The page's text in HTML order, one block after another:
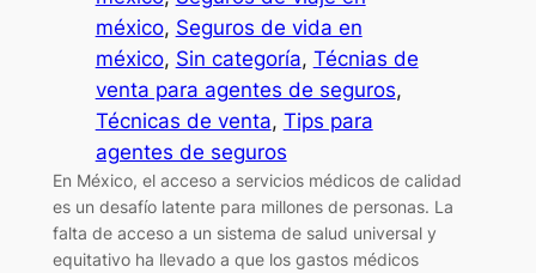
méxico, Seguros de vida en
méxico, Sin categoría, Técnias de
venta para agentes de seguros
Técnicas de venta, Tips para
agentes de seguros
En México, el acceso a servicios médicos de calidad
es un desafío latente para millones de personas. La
falta de acceso a un sistema de salud universal y
equitativo ha llevado a que los gastos médicos